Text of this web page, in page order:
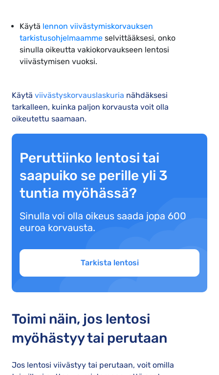
Käytä lennon viivästymiskorvauksen
tarkistusohjelmaamme selvittääksesi, onko
sinulla oikeutta vakiokorvaukseen lentosi
viivästymisen vuoksi.
Käytä viivästyskorvauslaskuria nähdäksesi
tarkalleen, kuinka paljon korvausta voit olla
oikeutettu saamaan.
Peruttiinko lentosi tai
saapuiko se perille yli 3
tuntia myöhässä?
Sinulla voi olla oikeus saada jopa 600
euroa korvausta.
Tarkista lentosi
Toimi näin, jos lentosi
myöhästyy tai perutaan
Jos lentosi viivästyy tai perutaan, voit omilla